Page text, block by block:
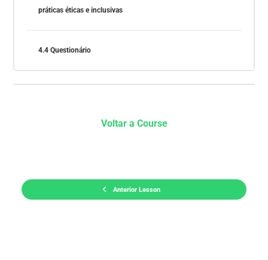
práticas éticas e inclusivas
4.4 Questionário
Anterior Lesson
Voltar a Course